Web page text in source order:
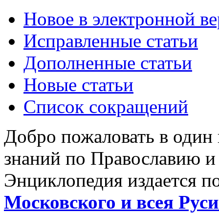
Новое в электронной
Исправленные статьи
Дополненные статьи
Новые статьи
Список сокращений
Добро пожаловать в
знаний по Православию
Энциклопедия издается
Московского и всея